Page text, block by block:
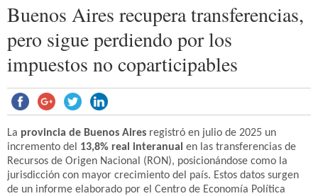
Buenos Aires recupera transferencias,
pero sigue perdiendo por los
impuestos no coparticipables
La provincia de Buenos Aires registró en julio de 2025 un
incremento del 13,8% real interanual en las transferencias de
Recursos de Origen Nacional (RON), posicionándose como la
jurisdicción con mayor crecimiento del país. Estos datos surgen
de un informe elaborado por el Centro de Economía Política